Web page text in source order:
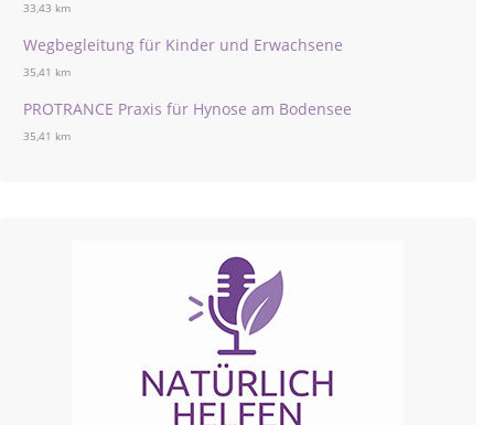
33,43 km
Wegbegleitung für Kinder und Erwachsene
35,41 km
PROTRANCE Praxis für Hynose am Bodensee
35,41 km